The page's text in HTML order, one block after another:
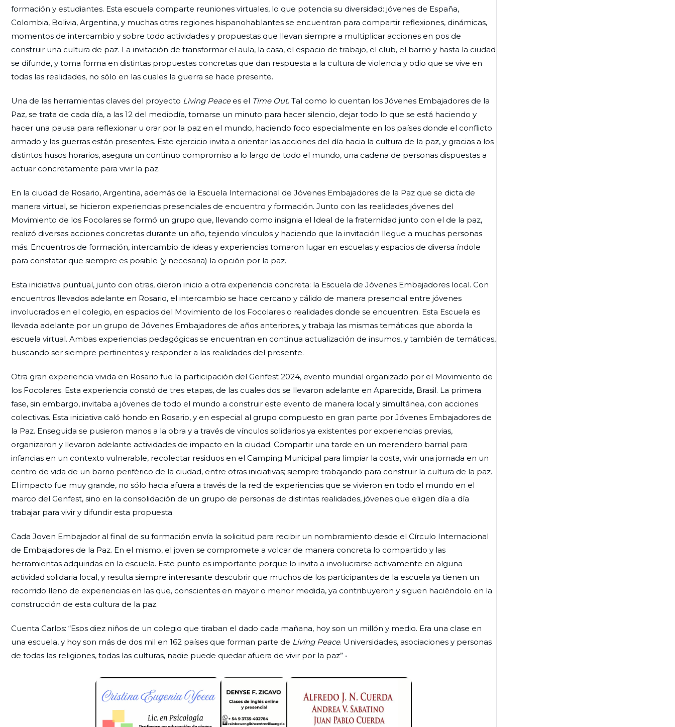
formación y estudiantes. Esta escuela comparte reuniones virtuales, lo que potencia su diversidad: jóvenes de España,
Colombia, Bolivia, Argentina, y muchas otras regiones hispanohablantes se encuentran para compartir reflexiones, dinámicas,
momentos de intercambio y sobre todo actividades y propuestas que llevan siempre a multiplicar acciones en pos de
construir una cultura de paz. La invitación de transformar el aula, la casa, el espacio de trabajo, el club, el barrio y hasta la ciudad
se difunde, y toma forma en distintas propuestas concretas que dan respuesta a la cultura de violencia y odio que se vive en
todas las realidades, no sólo en las cuales la guerra se hace presente.
Una de las herramientas claves del proyecto Living Peacees el Time Out. Tal como lo cuentan los Jóvenes Embajadores de la
Paz, se trata de cada día, a las 12 del mediodía, tomarse un minuto para hacer silencio, dejar todo lo que se está haciendo y
hacer una pausa para reflexionar u orar por la paz en el mundo, haciendo foco especialmente en los países donde el conflicto
armado y las guerras están presentes. Este ejercicio invita a orientar las acciones del día hacia la cultura de la paz, y gracias a los
distintos husos horarios, asegura un continuo compromiso a lo largo de todo el mundo, una cadena de personas dispuestas a
actuar concretamente para vivir la paz.
En la ciudad de Rosario, Argentina, además de la Escuela Internacional de Jóvenes Embajadores de la Paz que se dicta de
manera virtual, se hicieron experiencias presenciales de encuentro y formación. Junto con las realidades jóvenes del
Movimiento de los Focolares se formó un grupo que, llevando como insignia el Ideal de la fraternidad junto con el de la paz,
realizó diversas acciones concretas durante un año, tejiendo vínculos y haciendo que la invitación llegue a muchas personas
más. Encuentros de formación, intercambio de ideas y experiencias tomaron lugar en escuelas y espacios de diversa índole
para constatar que siempre es posible (y necesaria) la opción por la paz.
Esta iniciativa puntual, junto con otras, dieron inicio a otra experiencia concreta: la Escuela de Jóvenes Embajadores local. Con
encuentros llevados adelante en Rosario, el intercambio se hace cercano y cálido de manera presencial entre jóvenes
involucrados en el colegio, en espacios del Movimiento de los Focolares o realidades donde se encuentren. Esta Escuela es
llevada adelante por un grupo de Jóvenes Embajadores de años anteriores, y trabaja las mismas temáticas que aborda la
escuela virtual. Ambas experiencias pedagógicas se encuentran en continua actualización de insumos, y también de temáticas,
buscando ser siempre pertinentes y responder a las realidades del presente.
Otra gran experiencia vivida en Rosario fue la participación del Genfest 2024, evento mundial organizado por el Movimiento de
los Focolares. Esta experiencia constó de tres etapas, de las cuales dos se llevaron adelante en Aparecida, Brasil. La primera
fase, sin embargo, invitaba a jóvenes de todo el mundo a construir este evento de manera local y simultánea, con acciones
colectivas. Esta iniciativa caló hondo en Rosario, y en especial al grupo compuesto en gran parte por Jóvenes Embajadores de
la Paz. Enseguida se pusieron manos a la obra y a través de vínculos solidarios ya existentes por experiencias previas,
organizaron y llevaron adelante actividades de impacto en la ciudad. Compartir una tarde en un merendero barrial para
infancias en un contexto vulnerable, recolectar residuos en el Camping Municipal para limpiar la costa, vivir una jornada en un
centro de vida de un barrio periférico de la ciudad, entre otras iniciativas; siempre trabajando para construir la cultura de la paz.
El impacto fue muy grande, no sólo hacia afuera a través de la red de experiencias que se vivieron en todo el mundo en el
marco del Genfest, sino en la consolidación de un grupo de personas de distintas realidades, jóvenes que eligen día a día
trabajar para vivir y difundir esta propuesta.
Cada Joven Embajador al final de su formación envía la solicitud para recibir un nombramiento desde el Círculo Internacional
de Embajadores de la Paz. En el mismo, el joven se compromete a volcar de manera concreta lo compartido y las
herramientas adquiridas en la escuela. Este punto es importante porque lo invita a involucrarse activamente en alguna
actividad solidaria local, y resulta siempre interesante descubrir que muchos de los participantes de la escuela ya tienen un
recorrido lleno de experiencias en las que, conscientes en mayor o menor medida, ya contribuyeron y siguen haciéndolo en la
construcción de esta cultura de la paz.
Cuenta Carlos: “Esos diez niños de un colegio que tiraban el dado cada mañana, hoy son un millón y medio. Era una clase en
una escuela, y hoy son más de dos mil en 162 países que forman parte de Living Peace. Universidades, asociaciones y personas
de todas las religiones, todas las culturas, nadie puede quedar afuera de vivir por la paz” •